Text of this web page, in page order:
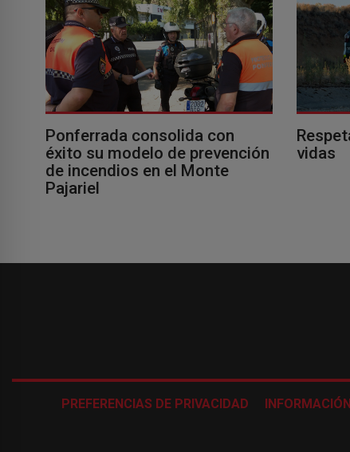
Ponferrada consolida con
éxito su modelo de prevención
de incendios en el Monte
Pajariel
vidas
PREFERENCIAS DE PRIVACIDAD